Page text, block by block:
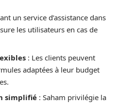
un service d’assistance dans
les utilisateurs en cas de
: Les clients peuvent
adaptées à leur budget
simplifié : Saham privilégie la